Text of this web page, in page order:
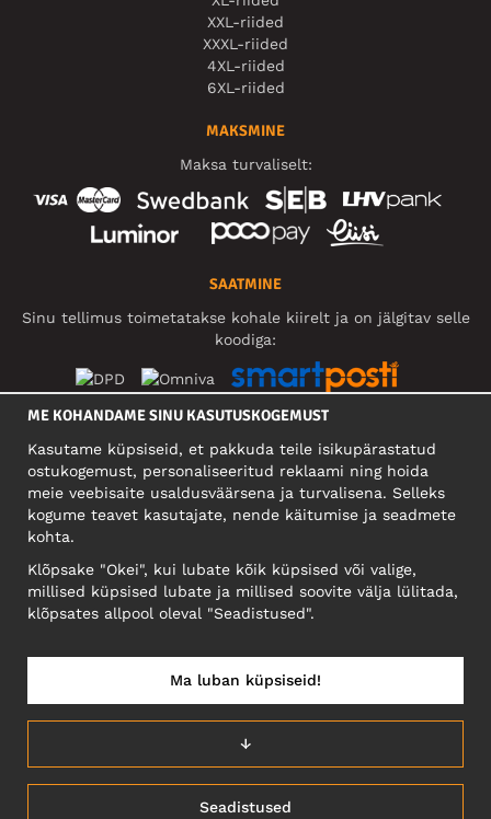
XXL-riided
XXXL-riided
4XL-riided
6XL-riided
MAKSMINE
Maksa turvaliselt:
SAATMINE
Sinu tellimus toimetatakse kohale kiirelt ja on jälgitav selle
koodiga:
FIRMA
Mäeküla tn 9, EE-13525 Tallinn
Reg: 17449603, KMKR: EE102960721
EESTI/EESTI KEEL
ME KOHANDAME SINU KASUTUSKOGEMUST
Kasutame küpsiseid, et pakkuda teile isikupärastatud
ostukogemust, personaliseeritud reklaami ning hoida
meie veebisaite usaldusväärsena ja turvalisena. Selleks
kogume teavet kasutajate, nende käitumise ja seadmete
kohta.
Klõpsake "Okei", kui lubate kõik küpsised või valige,
millised küpsised lubate ja millised soovite välja lülitada,
klõpsates allpool oleval "Seadistused".
Seadistused
↓
Ma luban küpsiseid!